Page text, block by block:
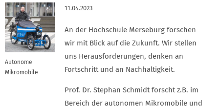
Autonome
Mikromobile
11.04.2023
An der Hochschule Merseburg forschen
wir mit Blick auf die Zukunft. Wir stellen
uns Herausforderungen, denken an
Fortschritt und an Nachhaltigkeit.
Prof. Dr. Stephan Schmidt forscht z.B. im
Bereich der autonomen Mikromobile und